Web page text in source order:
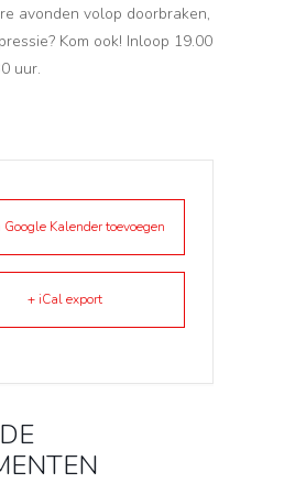
avonden volop doorbraken,
Kom ook! Inloop 19.00
uur.
Kalender toevoegen
+ iCal export